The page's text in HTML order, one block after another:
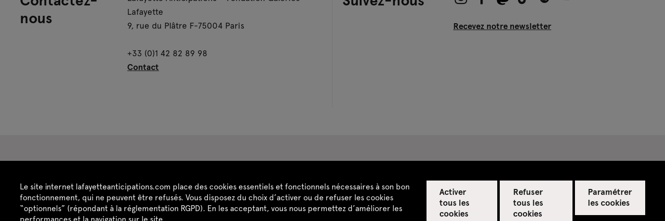
Le site internet lafayetteanticipations.com place des cookies essentiels et fonctionnels nécessaires à son bon
fonctionnement, qui ne peuvent être refusés. Vous disposez du choix d’activer ou de refuser les cookies
“optionnels” (répondant à la réglementation RGPD). En les acceptant, vous nous permettez d’améliorer les
performances et la navigation sur le site.
Activer
tous les
cookies
Refuser
tous les
cookies
Paramétrer
les cookies
nous
Lafayette
9, rue du Plâtre F-75004 Paris
+33 (0)1 42 82 89 98
Contact
Recevez notre newsletter
Crédits Mentions légales Politique de confidentialité CGU / CGV Plan du site